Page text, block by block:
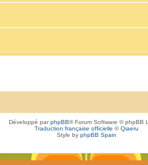
Développé parphpBB® Forum Software © phpBB
Traduction française officielle ©Qiaeru
Style by phpBB Spain